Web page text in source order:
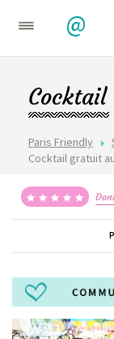
@
Paris Friendly
Cocktail gratuit